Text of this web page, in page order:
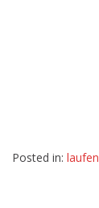
Posted in: laufen